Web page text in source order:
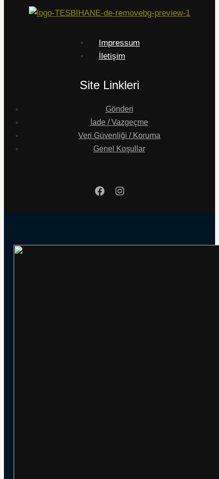
Impressum
İletişim
Site Linkleri
Gönderi
İade / Vazgeçme
Veri Güvenliği / Koruma
Genel Koşullar